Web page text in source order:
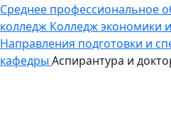
Среднее профессиональное
колледж Колледж экономики
Направления подготовки и
кафедры Аспирантура и